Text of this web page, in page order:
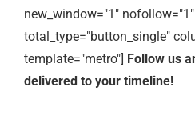
new_window="1" nofollow="1"
total_type="button_single"
template="metro"] Follow us
delivered to your timeline!